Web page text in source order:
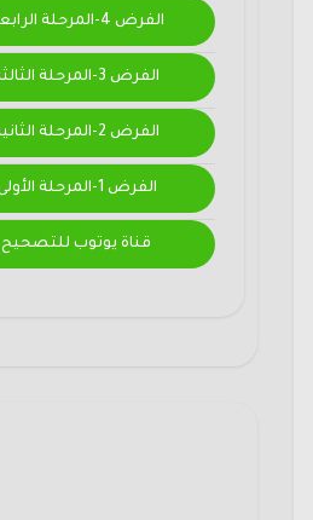
الفرض 4-المرحلة الرابعة
الفرض 3-المرحلة الثالثة
الفرض 2-المرحلة الثانية
الفرض 1-المرحلة الأولى
قناة يوتوب للتصحيح